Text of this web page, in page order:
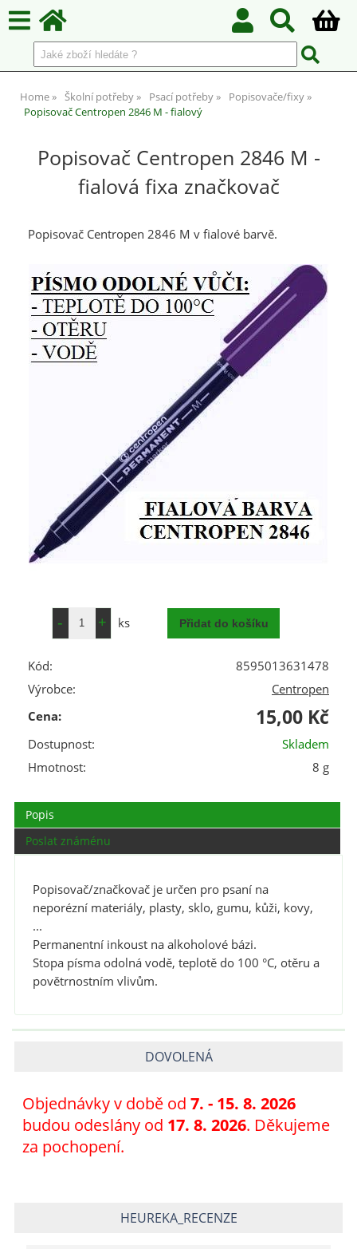
Home Školní potřeby Psací potřeby
Popisovače/fixy
Popisovač Centropen 2846 M - fialový
Popisovač Centropen 2846 M -
fialová fixa značkovač
Popisovač Centropen 2846 M v fialové barvě.
ks
Kód:
8595013631478
Výrobce:
Centropen
Cena:
15,00 Kč
Dostupnost:
Skladem
Hmotnost:
8 g
Popis
Poslat známénu
Popisovač/značkovač je určen pro psaní na
neporézní materiály, plasty, sklo, gumu, kůži, kovy,
...
Permanentní inkoust na alkoholové bázi.
Stopa písma odolná vodě, teplotě do 100 °C, otěru a
povětrnostním vlivům.
DOVOLENÁ
Objednávky v době od 7. - 15. 8. 2026
budou odeslány od 17. 8. 2026. Děkujeme
za pochopení.
HEUREKA_RECENZE